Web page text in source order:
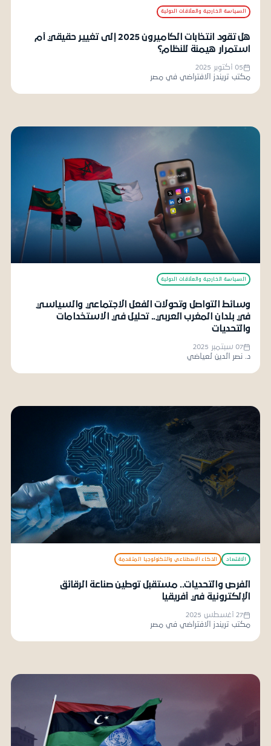
السياسة الخارجية والعلاقات الدولية
هل تقود انتخابات الكاميرون 2025 إلى تغيير حقيقي أم
استمرار هيمنة للنظام؟
05 أكتوبر 2025
مكتب تريندز الافتراضي في مصر
السياسة الخارجية والعلاقات الدولية
وسائط التواصل وتحولات الفعل الاجتماعي والسياسي
في بلدان المغرب العربي.. تحليل في الاستخدامات
والتحديات
07 سبتمبر 2025
د. نصر الدين لعياضي
الاقتصاد الذكاء الاصطناعي والتكنولوجيا المتقدمة
الفرص والتحديات.. مستقبل توطين صناعة الرقائق
الإلكترونية في أفريقيا
27 أغسطس 2025
مكتب تريندز الافتراضي في مصر